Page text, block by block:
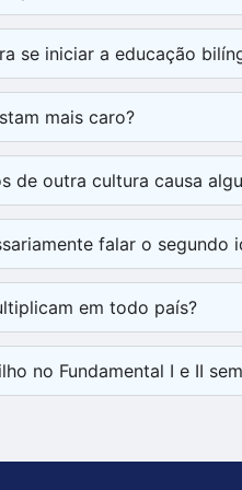
se iniciar a educação
mais caro?
de outra cultura causa
falar o segundo
em todo país?
no Fundamental I e II